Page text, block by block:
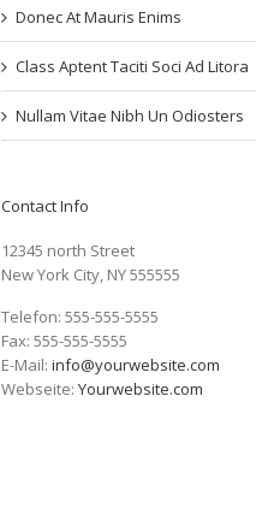
Donec At Mauris Enims
Class Aptent Taciti Soci Ad Litora
Nullam Vitae Nibh Un Odiosters
Contact Info
12345 north Street
New York City, NY 555555
Telefon: 555-555-5555
Fax: 555-555-5555
E-Mail: info@yourwebsite.com
Webseite: Yourwebsite.com